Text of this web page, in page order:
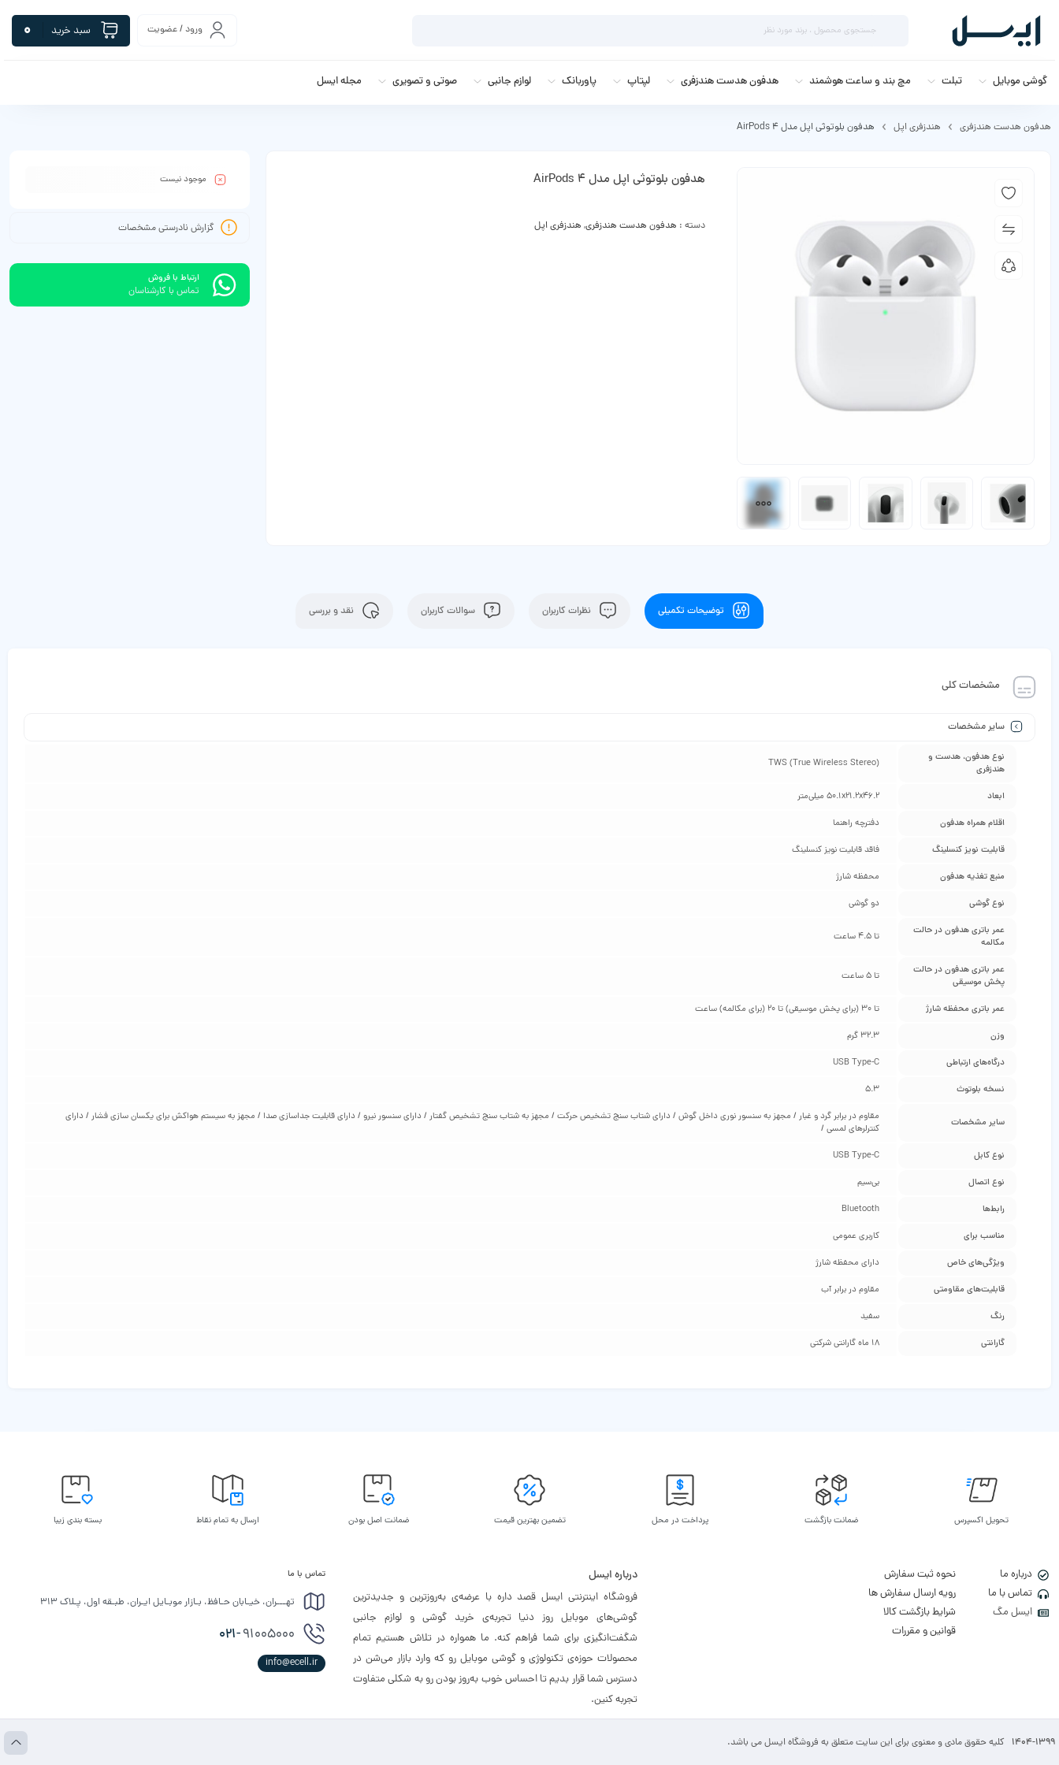
ورود / عضویت سبد خرید 0
گوشی موبایل تبلت مچ بند و ساعت هوشمند هدفون هدست هندزفری لپتاپ پاوربانک لوازم جانبی صوتی و تصویری مجله ایسل
هدفون هدست هندزفری هندزفری اپل هدفون بلوتوثی اپل مدل AirPods 4
هدفون بلوتوثی اپل مدل AirPods 4
دسته : هدفون هدست هندزفری, هندزفری اپل
موجود نیست
گزارش نادرستی مشخصات
ارتباط با فروش
تماس با کارشناسان
توضیحات تکمیلی نظرات کاربران سوالات کاربران نقد و بررسی
مشخصات کلی
سایر مشخصات
نوع هدفون، هدست و
هندزفری
TWS (True Wireless Stereo)
ابعاد ۵۰.۱x۲۱.۲x۴۶.۲ میلی‌متر
اقلام همراه هدفون دفترچه راهنما
قابلیت نویز کنسلینگ فاقد قابلیت نویز کنسلینگ
منبع تغذیه هدفون محفظه شارژ
نوع گوشی دو گوشی
عمر باتری هدفون در حالت
مکالمه
تا ۴.۵ ساعت
عمر باتری هدفون در حالت
پخش موسیقی
تا ۵ ساعت
عمر باتری محفظه شارژ تا ۳۰ (برای پخش موسیقی) تا ۲۰ (برای مکالمه) ساعت
وزن ۳۲.۳ گرم
درگاه‌های ارتباطی USB Type-C
نسخه بلوتوث ۵.۳
سایر مشخصات
مقاوم در برابر گرد و غبار / مجهز به سنسور نوری داخل گوش / دارای شتاب سنج تشخیص حرکت / مجهز به شتاب سنج تشخیص گفتار / دارای سنسور نیرو / دارای قابلیت جداسازی صدا / مجهز به سیستم هواکش برای یکسان سازی فشار / دارای
کنترلرهای لمسی /
نوع کابل USB Type-C
نوع اتصال بی‌سیم
رابط‌ها Bluetooth
مناسب برای کاربری عمومی
ویژگی‌های خاص دارای محفظه شارژ
قابلیت‌های مقاومتی مقاوم در برابر آب
رنگ سفید
گارانتی 18 ماه گارانتی شرکتی
تحویل اکسپرس ضمانت بازگشت پرداخت در محل تضمین بهترین قیمت ضمانت اصل بودن ارسال به تمام نقاط بسته بندی زیبا
درباره ما
تماس با ما
ایسل مگ
نحوه ثبت سفارش
رویه ارسال سفارش ها
شرایط بازگشت کالا
قوانین و مقررات
درباره ایسل
فروشگاه اینترنتی ایسل قصد داره با عرضه‌ی به‌روزترین و جدیدترین
گوشی‌های موبایل روز دنیا تجربه‌ی خرید گوشی و لوازم جانبی
شگفت‌انگیزی برای شما فراهم کنه. ما همواره در تلاش هستیم تمام
محصولات حوزه‌ی تکنولوژی و گوشی موبایل رو که وارد بازار می‌شن در
دسترس شما قرار بدیم تا احساس خوب به‌روز بودن رو به شکلی متفاوت
تجربه کنین.
تماس با ما
تهـــران، خیـابان حـافظ، بـازار موبـایل ایـران، طبـقه اول، پـلاک ۳۱۳
021-91005000
info@ecell.ir
1404-1399 کلیه حقوق مادی و معنوی برای این سایت متعلق به فروشگاه ایسل می باشد.